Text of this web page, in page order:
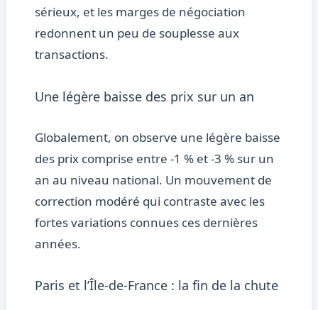
sérieux, et les marges de négociation
redonnent un peu de souplesse aux
transactions.
Une légère baisse des prix sur un an
Globalement, on observe une légère baisse
des prix comprise entre -1 % et -3 % sur un
an au niveau national. Un mouvement de
correction modéré qui contraste avec les
fortes variations connues ces dernières
années.
Paris et l’Île-de-France : la fin de la chute